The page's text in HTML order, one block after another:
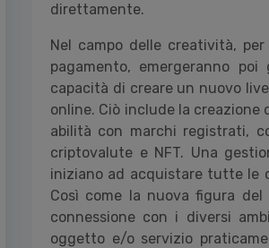
direttamente.
Nel campo delle creatività,
pagamento, emergeranno
capacità di creare un nuovo
online. Ciò include la
abilità con marchi registrati,
criptovalute e NFT. Una
iniziano ad acquistare tutte le
Così come la nuova figura
connessione con i diversi
oggetto e/o servizio